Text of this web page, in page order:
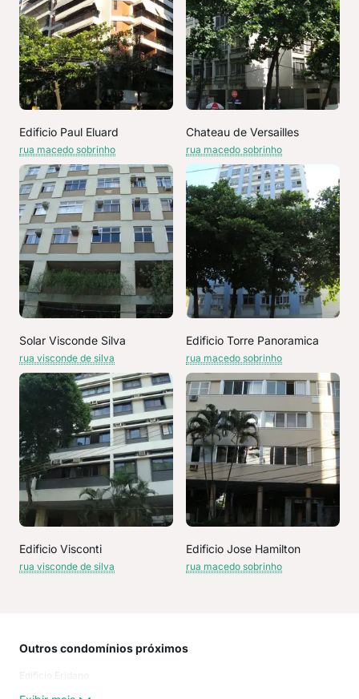
Edificio Paul Eluard
rua macedo sobrinho
Chateau de Versailles
rua macedo sobrinho
Solar Visconde Silva
rua visconde de silva
Edificio Torre Panoramica
rua macedo sobrinho
Edificio Visconti
rua visconde de silva
Edificio Jose Hamilton
rua macedo sobrinho
Outros condomínios próximos
Edificio Eridano